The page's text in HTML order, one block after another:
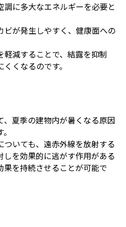
に多大なエネルギーを必要と
ビが発生しやすく、健康面への
軽減することで、結露を抑制
くなるのです。
、夏季の建物内が暑くなる原因
ついても、遠赤外線を放射する
しを効果的に逃がす作用がある
を持続させることが可能で